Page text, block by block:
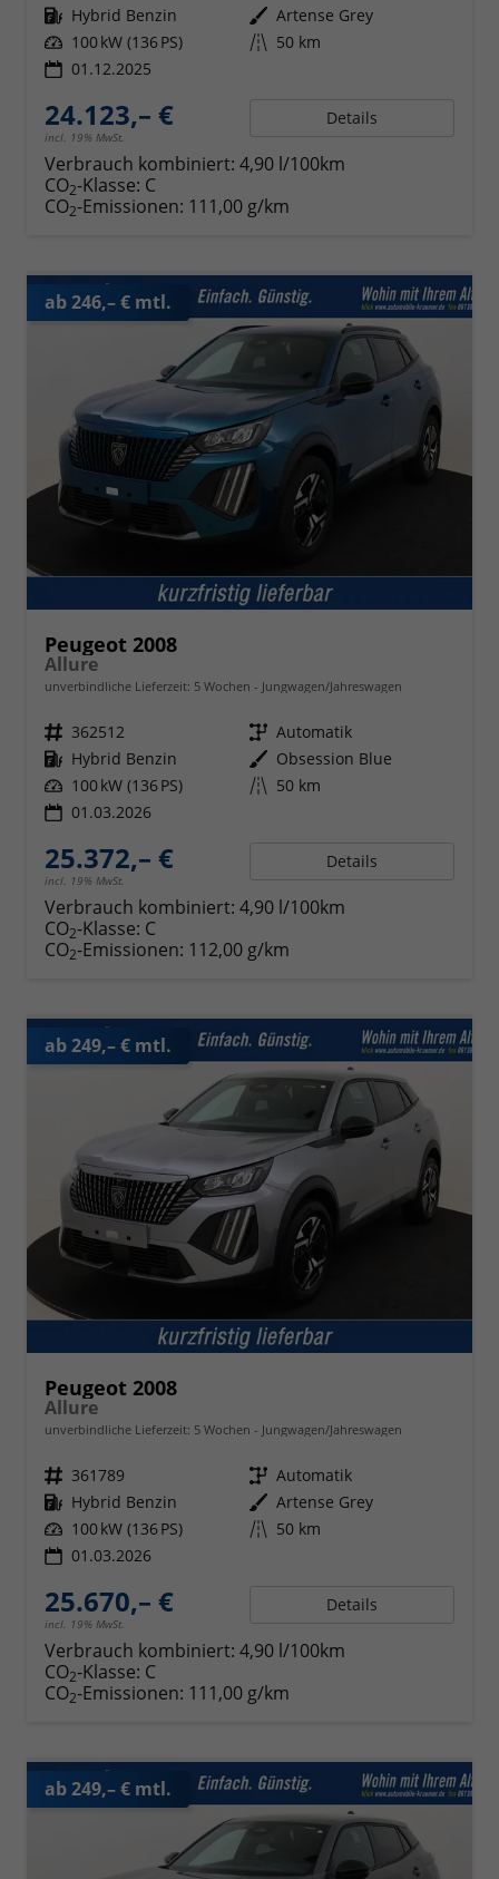
Kraftstoff Hybrid Benzin Außenfarbe Artense Grey
Leistung 100 kW (136 PS) Kilometerstand 50 km
01.12.2025
24.123,– €
incl. 19% MwSt.
Details
Verbrauch kombiniert: 4,90 l/100km
CO2-Klasse: C
CO2-Emissionen: 111,00 g/km
ab 246,– € mtl.
Peugeot 2008
Allure
unverbindliche Lieferzeit: 5 Wochen Jungwagen/Jahreswagen
Fahrzeugnr. 362512 Getriebe Automatik
Kraftstoff Hybrid Benzin Außenfarbe Obsession Blue
Leistung 100 kW (136 PS) Kilometerstand 50 km
01.03.2026
25.372,– €
incl. 19% MwSt.
Details
Verbrauch kombiniert: 4,90 l/100km
CO2-Klasse: C
CO2-Emissionen: 112,00 g/km
ab 249,– € mtl.
Peugeot 2008
Allure
unverbindliche Lieferzeit: 5 Wochen Jungwagen/Jahreswagen
Fahrzeugnr. 361789 Getriebe Automatik
Kraftstoff Hybrid Benzin Außenfarbe Artense Grey
Leistung 100 kW (136 PS) Kilometerstand 50 km
01.03.2026
25.670,– €
incl. 19% MwSt.
Details
Verbrauch kombiniert: 4,90 l/100km
CO2-Klasse: C
CO2-Emissionen: 111,00 g/km
ab 249,– € mtl.